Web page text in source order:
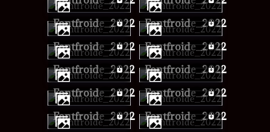
Fontfroide_2022
Fontfroide_2022
Fontfroide_2022
Fontfroide_2022
Fontfroide_2022
Fontfroide_2022
Fontfroide_2022
Fontfroide_2022
Fontfroide_2022
Fontfroide_2022